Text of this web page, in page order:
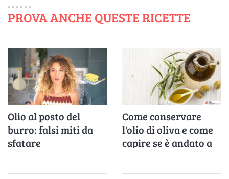
PROVA ANCHE QUESTE RICETTE
Olio al posto del
burro: falsi miti da
sfatare
Come conservare
l'olio di oliva e come
capire se è andato a